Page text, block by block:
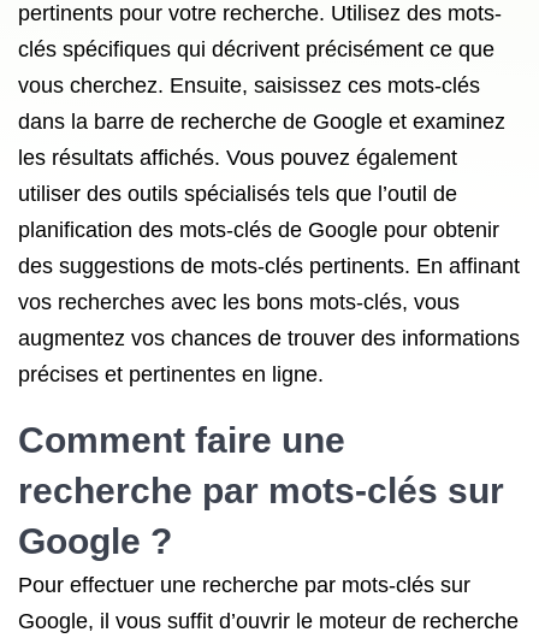
pertinents pour votre recherche. Utilisez des mots-
clés spécifiques qui décrivent précisément ce que
vous cherchez. Ensuite, saisissez ces mots-clés
dans la barre de recherche de Google et examinez
les résultats affichés. Vous pouvez également
utiliser des outils spécialisés tels que l’outil de
planification des mots-clés de Google pour obtenir
des suggestions de mots-clés pertinents. En affinant
vos recherches avec les bons mots-clés, vous
augmentez vos chances de trouver des informations
précises et pertinentes en ligne.
Comment faire une
recherche par mots-clés sur
Google ?
Pour effectuer une recherche par mots-clés sur
Google, il vous suffit d’ouvrir le moteur de recherche